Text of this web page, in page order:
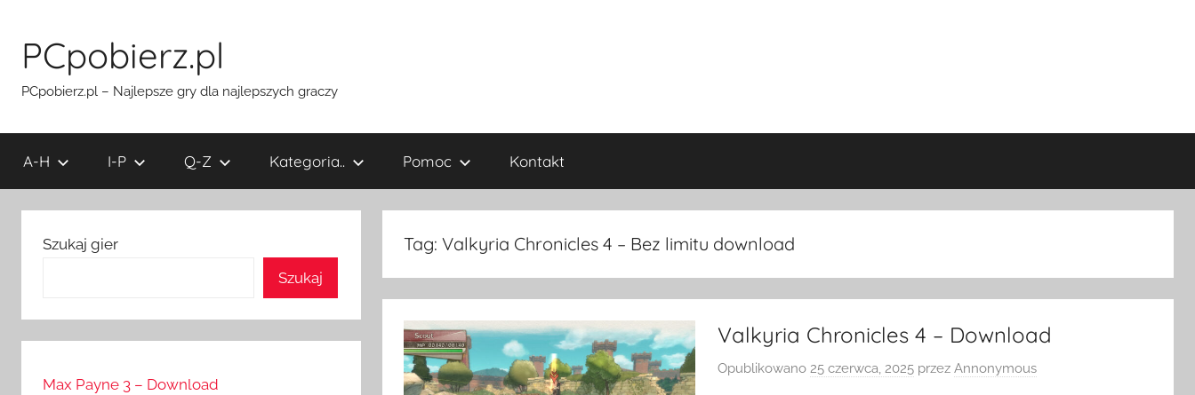
treściPCpobierz.pl
PCpobierz.pl – Najlepsze gry dla najlepszych graczy
A-H I-P Q-Z Kategoria.. Pomoc Kontakt
Tag: Valkyria Chronicles 4 – Bez limitu download
Valkyria Chronicles 4 – Download
Opublikowano 25 czerwca, 2025 przezAnnonymous
Szukaj gier
Szukaj
Max Payne 3 – Download